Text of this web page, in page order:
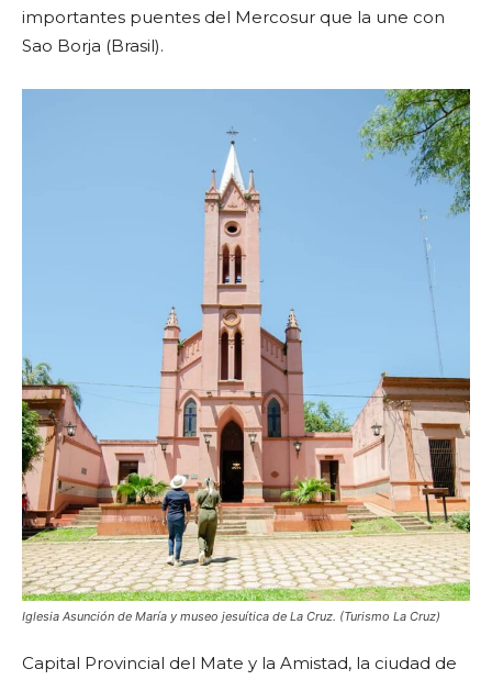
importantes puentes del Mercosur que la une con
Sao Borja (Brasil).
Iglesia Asunción de María y museo jesuítica de La Cruz. (Turismo La Cruz)
Capital Provincial del Mate y la Amistad, la ciudad de